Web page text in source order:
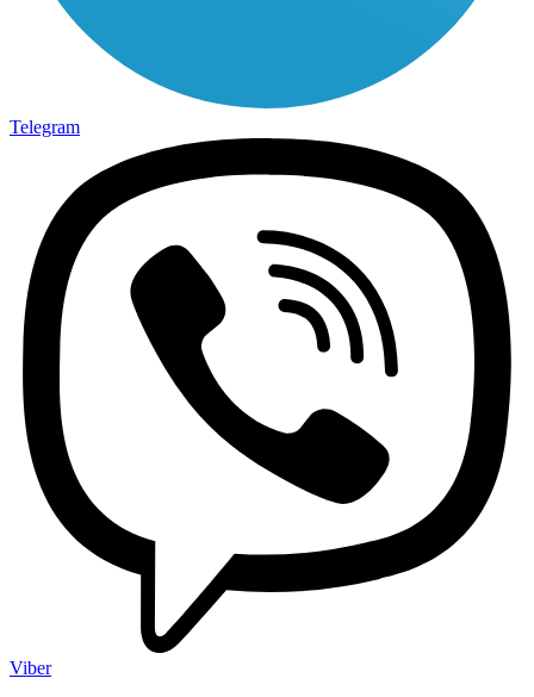
Telegram
Viber